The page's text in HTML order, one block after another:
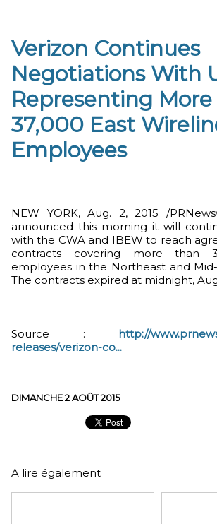
Verizon Continues
Negotiations With
Representing
37,000 East
Employees
NEW YORK, Aug. 2, 2015 /
announced this morning it will
with the CWA and IBEW to reach
contracts covering more than
employees in the Northeast and
The contracts expired at midnight, Aug.
Source : http://
releases/verizon-co...
DIMANCHE 2 AOÛT 2015
A lire également